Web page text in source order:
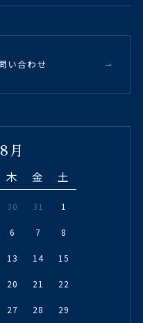
い合わせ
月
木 金 土
30 31 1
6 7 8
13 14 15
20 21 22
27 28 29